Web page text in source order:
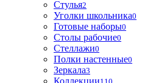
Стулья2
Уголки школьника0
Готовые наборы0
Столы рабочие0
Стеллажи0
Полки настенные0
Зеркала3